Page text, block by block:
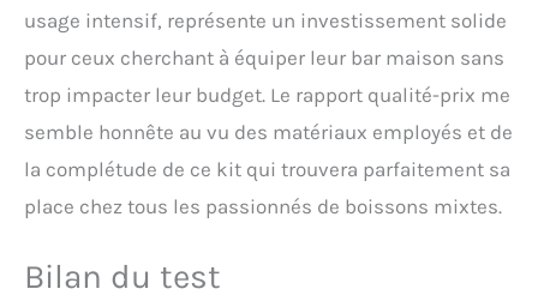
usage intensif, représente un investissement solide
pour ceux cherchant à équiper leur bar maison sans
trop impacter leur budget. Le rapport qualité-prix me
semble honnête au vu des matériaux employés et de
la complétude de ce kit qui trouvera parfaitement sa
place chez tous les passionnés de boissons mixtes.
Bilan du test